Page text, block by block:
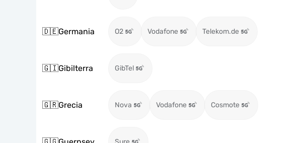
🇩🇪Germania O2 Vodafone Telekom.de
🇬🇮Gibilterra GibTel
🇬🇷Grecia Nova Vodafone Cosmote